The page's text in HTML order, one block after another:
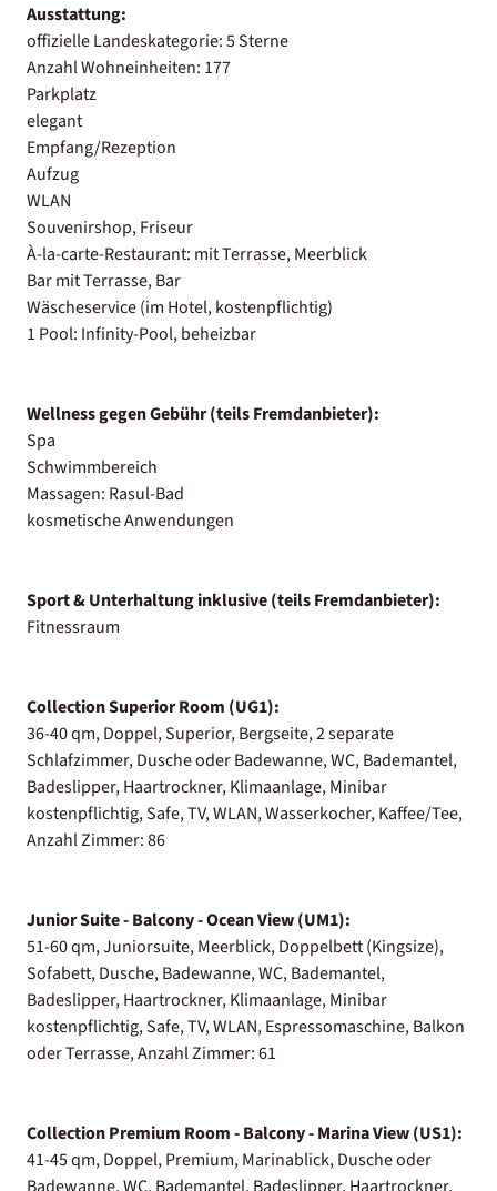
Ausstattung:
offizielle Landeskategorie: 5 Sterne
Anzahl Wohneinheiten: 177
Parkplatz
elegant
Empfang/Rezeption
Aufzug
WLAN
Souvenirshop, Friseur
À-la-carte-Restaurant: mit Terrasse, Meerblick
Bar mit Terrasse, Bar
Wäscheservice (im Hotel, kostenpflichtig)
1 Pool: Infinity-Pool, beheizbar
Wellness gegen Gebühr (teils Fremdanbieter):
Spa
Schwimmbereich
Massagen: Rasul-Bad
kosmetische Anwendungen
Sport & Unterhaltung inklusive (teils Fremdanbieter):
Fitnessraum
Collection Superior Room (UG1):
36-40 qm, Doppel, Superior, Bergseite, 2 separate
Schlafzimmer, Dusche oder Badewanne, WC, Bademantel,
Badeslipper, Haartrockner, Klimaanlage, Minibar
kostenpflichtig, Safe, TV, WLAN, Wasserkocher, Kaffee/Tee,
Anzahl Zimmer: 86
Junior Suite - Balcony - Ocean View (UM1):
51-60 qm, Juniorsuite, Meerblick, Doppelbett (Kingsize),
Sofabett, Dusche, Badewanne, WC, Bademantel,
Badeslipper, Haartrockner, Klimaanlage, Minibar
kostenpflichtig, Safe, TV, WLAN, Espressomaschine, Balkon
oder Terrasse, Anzahl Zimmer: 61
Collection Premium Room - Balcony - Marina View (US1):
41-45 qm, Doppel, Premium, Marinablick, Dusche oder